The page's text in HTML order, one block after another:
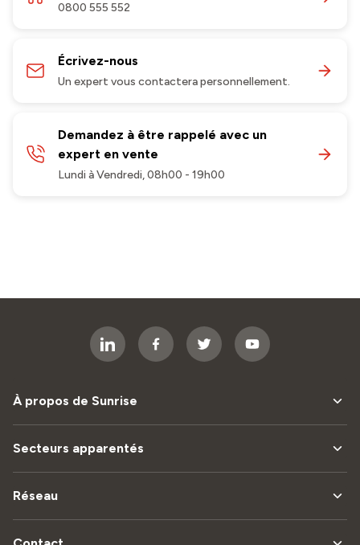
0800 555 552
Écrivez-nous
Un expert vous contactera personnellement.
Demandez à être rappelé avec un
expert en vente
Lundi à Vendredi, 08h00 - 19h00
À propos de Sunrise
Secteurs apparentés
Réseau